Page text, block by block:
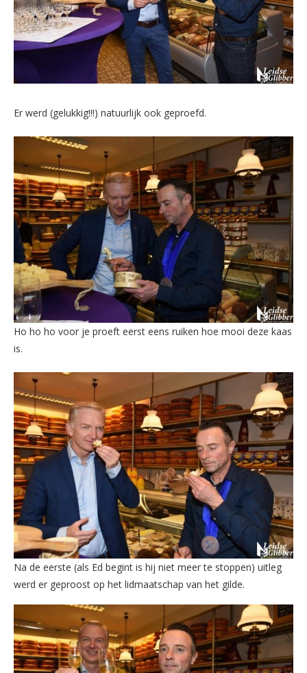
Er werd (gelukkig!!!) natuurlijk ook geproefd.
Ho ho ho voor je proeft eerst eens ruiken hoe mooi deze kaas
is.
Na de eerste (als Ed begint is hij niet meer te stoppen) uitleg
werd er geproost op het lidmaatschap van het gilde.